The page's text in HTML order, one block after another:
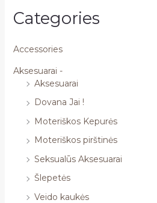
Categories
Accessories
Aksesuarai -
Aksesuarai
Dovana Jai !
Moteriškos Kepurės
Moteriškos pirštinės
Seksualūs Aksesuarai
Šlepetės
Veido kaukės